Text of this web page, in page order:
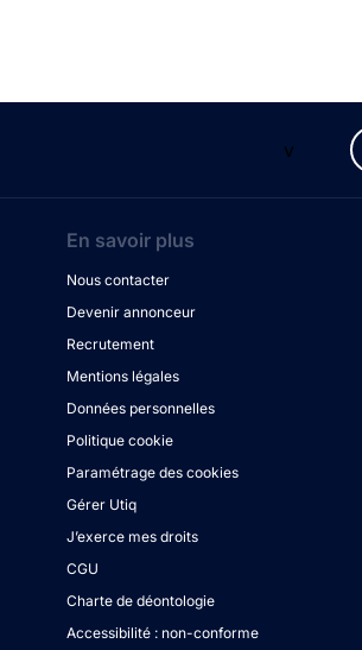
v
En savoir plus
Nous contacter
Devenir annonceur
Recrutement
Mentions légales
Données personnelles
Politique cookie
Paramétrage des cookies
Gérer Utiq
J’exerce mes droits
CGU
Charte de déontologie
Accessibilité : non-conforme